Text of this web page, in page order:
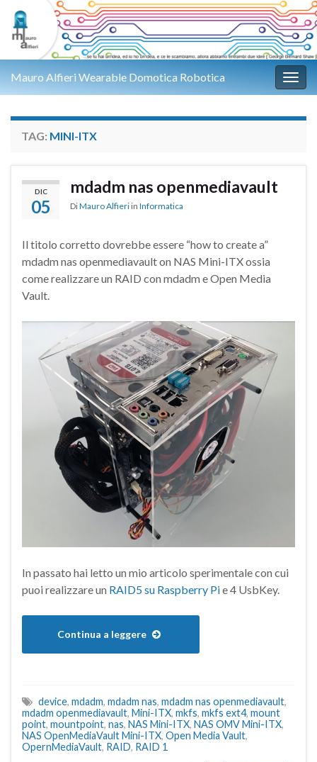
Mauro Alfieri Wearable Domotica Robotica
TAG: MINI-ITX
DIC
05
mdadm nas openmediavault
DiMauro Alfieri in Informatica
Il titolo corretto dovrebbe essere “how to create a”
mdadm nas openmediavault on NAS Mini-ITX ossia
come realizzare un RAID con mdadm e Open Media
Vault.
In passato hai letto un mio articolo sperimentale con cui
puoi realizzare un RAID5 su Raspberry Pie 4 UsbKey.
Continua a leggere
device, mdadm, mdadm nas, mdadm nas openmediavault,
mdadm openmediavault, Mini-ITX, mkfs, mkfs ext4, mount
point, mountpoint, nas, NAS Mini-ITX, NAS OMV Mini-ITX,
NAS OpenMediaVault Mini-ITX, Open Media Vault,
OpernMediaVault, RAID, RAID 1